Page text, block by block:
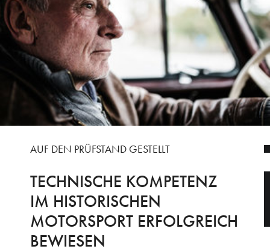
AUF DEN PRÜFSTAND GESTELLT
TECHNISCHE KOMPETENZ
IM HISTORISCHEN
MOTORSPORT ERFOLGREICH
BEWIESEN